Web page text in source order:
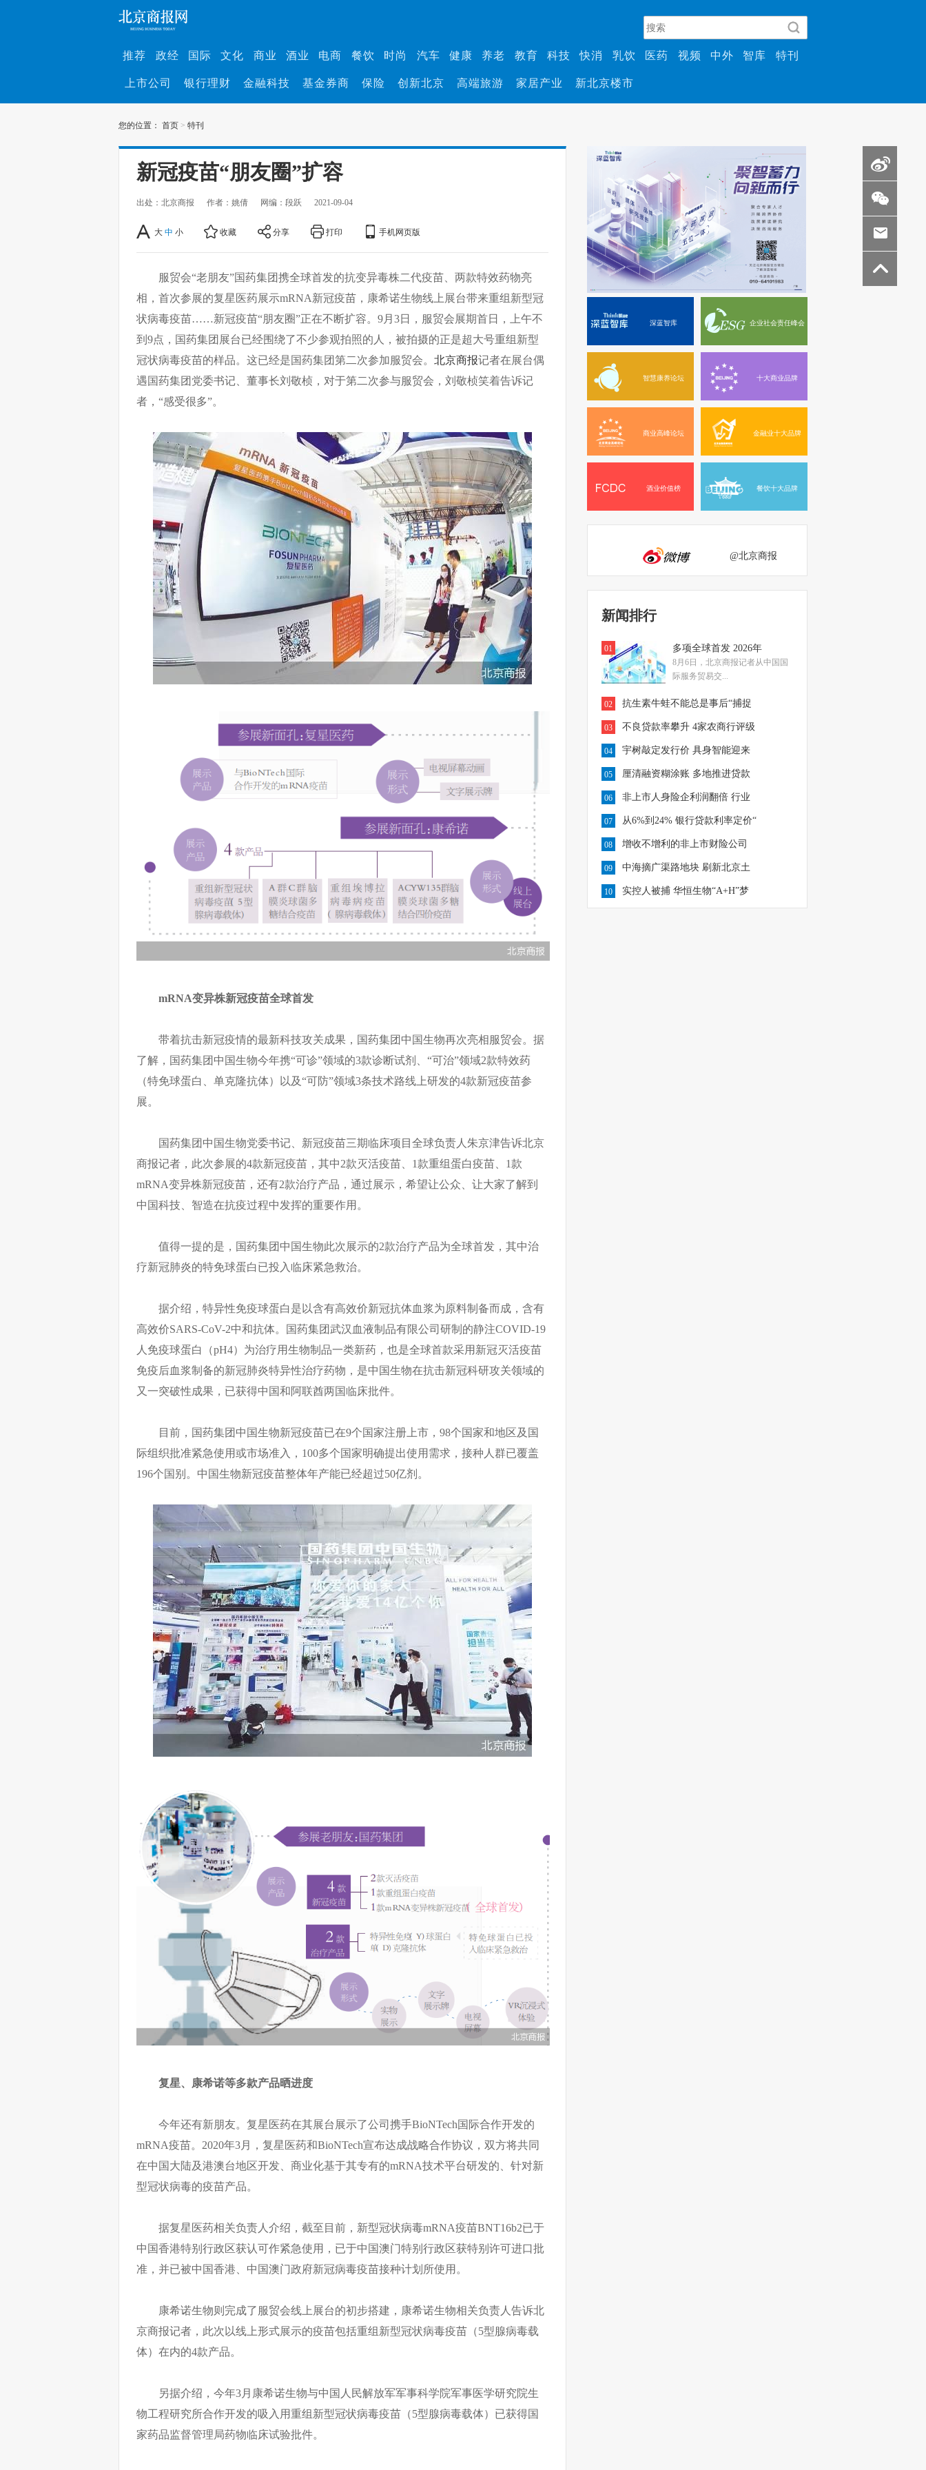
推荐 政经 国际 文化 商业 酒业 电商 餐饮 时尚 汽车 健康 养老 教育 科技 快消 乳饮 医药 视频 中外 智库 特刊
上市公司 银行理财 金融科技 基金券商 保险 创新北京 高端旅游 家居产业 新北京楼市
您的位置： 首页 > 特刊
新冠疫苗“朋友圈”扩容
出处：北京商报 作者：姚倩 网编：段跃 2021-09-04
大 中 小 收藏 分享 打印 手机网页版
服贸会“老朋友”国药集团携全球首发的抗变异毒株二代疫苗、两款特效药物亮
相，首次参展的复星医药展示mRNA新冠疫苗，康希诺生物线上展台带来重组新型冠
状病毒疫苗……新冠疫苗“朋友圈”正在不断扩容。9月3日，服贸会展期首日，上午不
到9点，国药集团展台已经围绕了不少参观拍照的人，被拍摄的正是超大号重组新型
冠状病毒疫苗的样品。这已经是国药集团第二次参加服贸会。 北京商报记者在展台偶
遇国药集团党委书记、董事长刘敬桢，对于第二次参与服贸会，刘敬桢笑着告诉记
者，“感受很多”。
mRNA变异株新冠疫苗全球首发
带着抗击新冠疫情的最新科技攻关成果，国药集团中国生物再次亮相服贸会。据
了解，国药集团中国生物今年携“可诊”领域的3款诊断试剂、“可治”领域2款特效药
（特免球蛋白、单克隆抗体）以及“可防”领域3条技术路线上研发的4款新冠疫苗参
展。
国药集团中国生物党委书记、新冠疫苗三期临床项目全球负责人朱京津告诉北京
商报记者，此次参展的4款新冠疫苗，其中2款灭活疫苗、1款重组蛋白疫苗、1款
mRNA变异株新冠疫苗，还有2款治疗产品，通过展示，希望让公众、让大家了解到
中国科技、智造在抗疫过程中发挥的重要作用。
值得一提的是，国药集团中国生物此次展示的2款治疗产品为全球首发，其中治
疗新冠肺炎的特免球蛋白已投入临床紧急救治。
据介绍，特异性免疫球蛋白是以含有高效价新冠抗体血浆为原料制备而成，含有
高效价SARS-CoV-2中和抗体。国药集团武汉血液制品有限公司研制的静注COVID-19
人免疫球蛋白（pH4）为治疗用生物制品一类新药，也是全球首款采用新冠灭活疫苗
免疫后血浆制备的新冠肺炎特异性治疗药物，是中国生物在抗击新冠科研攻关领域的
又一突破性成果，已获得中国和阿联酋两国临床批件。
目前，国药集团中国生物新冠疫苗已在9个国家注册上市，98个国家和地区及国
际组织批准紧急使用或市场准入，100多个国家明确提出使用需求，接种人群已覆盖
196个国别。中国生物新冠疫苗整体年产能已经超过50亿剂。
复星、康希诺等多款产品晒进度
今年还有新朋友。复星医药在其展台展示了公司携手BioNTech国际合作开发的
mRNA疫苗。2020年3月，复星医药和BioNTech宣布达成战略合作协议，双方将共同
在中国大陆及港澳台地区开发、商业化基于其专有的mRNA技术平台研发的、针对新
型冠状病毒的疫苗产品。
据复星医药相关负责人介绍，截至目前，新型冠状病毒mRNA疫苗BNT16b2已于
中国香港特别行政区获认可作紧急使用，已于中国澳门特别行政区获特别许可进口批
准，并已被中国香港、中国澳门政府新冠病毒疫苗接种计划所使用。
康希诺生物则完成了服贸会线上展台的初步搭建，康希诺生物相关负责人告诉北
京商报记者，此次以线上形式展示的疫苗包括重组新型冠状病毒疫苗（5型腺病毒载
体）在内的4款产品。
另据介绍，今年3月康希诺生物与中国人民解放军军事科学院军事医学研究院生
物工程研究所合作开发的吸入用重组新型冠状病毒疫苗（5型腺病毒载体）已获得国
家药品监督管理局药物临床试验批件。
深蓝智库 企业社会责任峰会
智慧康养论坛 十大商业品牌
商业高峰论坛 金融业十大品牌
酒业价值榜 餐饮十大品牌
@北京商报
新闻排行
01 多项全球首发 2026年
8月6日，北京商报记者从中国国
际服务贸易交...
02 抗生素牛蛙不能总是事后“捕捉
03 不良贷款率攀升 4家农商行评级
04 宇树敲定发行价 具身智能迎来
05 厘清融资糊涂账 多地推进贷款
06 非上市人身险企利润翻倍 行业
07 从6%到24% 银行贷款利率定价“
08 增收不增利的非上市财险公司
09 中海摘广渠路地块 刷新北京土
10 实控人被捕 华恒生物“A+H”梦